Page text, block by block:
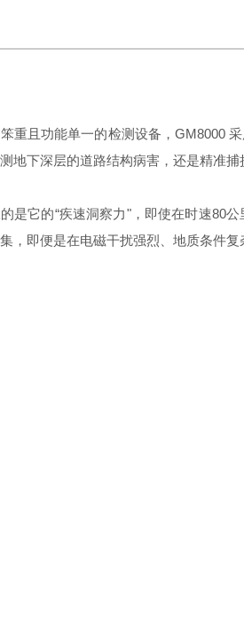
重且功能单一的检测设备，GM8000
地下深层的道路结构病害，还是精准
是它的“疾速洞察力"， 即使在时速80
，即便是在电磁干扰强烈、地质条件